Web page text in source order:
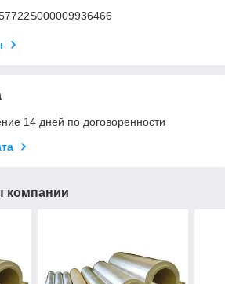
14 дней по договоренности
компании